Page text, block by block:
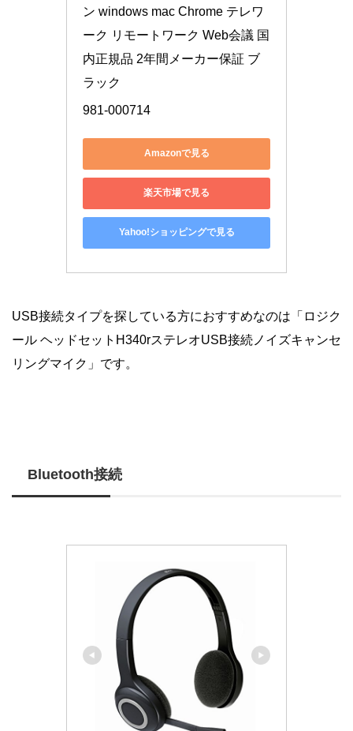
ン windows mac Chrome テレワ
ーク リモートワーク Web会議 国
内正規品 2年間メーカー保証 ブ
ラック
981-000714
Amazonで見る
楽天市場で見る
Yahoo!ショッピングで見る
USB接続タイプを探している方におすすめなのは「ロジク
ール ヘッドセットH340rステレオUSB接続ノイズキャンセ
リングマイク」です。
Bluetooth接続